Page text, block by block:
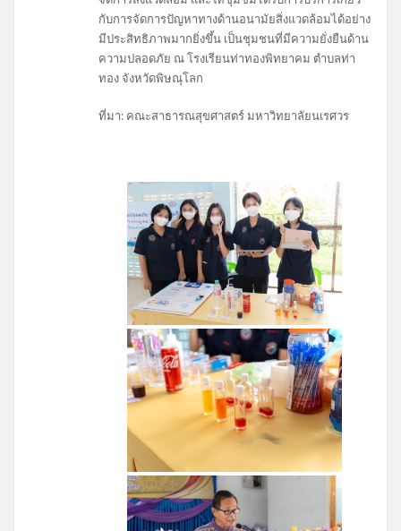
กับการจัดการปัญหาทางด้านอนามัยสิ่งแวดล้อมได้อย่าง
มีประสิทธิภาพมากยิ่งขึ้น เป็นชุมชนที่มีความยั่งยืนด้าน
ความปลอดภัย ณ โรงเรียนท่าทองพิทยาคม ตำบลท่า
ทอง จังหวัดพิษณุโลก
ที่มา: คณะสาธารณสุขศาสตร์ มหาวิทยาลัยนเรศวร